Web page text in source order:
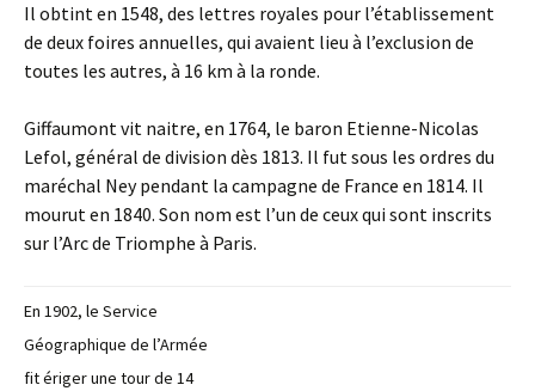
Il obtint en 1548, des lettres royales pour l’établissement
de deux foires annuelles, qui avaient lieu à l’exclusion de
toutes les autres, à 16 km à la ronde.
Giffaumont vit naitre, en 1764, le baron Etienne-Nicolas
Lefol, général de division dès 1813. Il fut sous les ordres du
maréchal Ney pendant la campagne de France en 1814. Il
mourut en 1840. Son nom est l’un de ceux qui sont inscrits
sur l’Arc de Triomphe à Paris.
En 1902, le Service
Géographique de l’Armée
fit ériger une tour de 14